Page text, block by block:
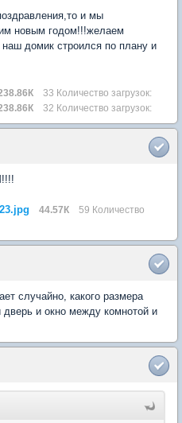
и мы
новым годом!!!желаем
домик строился по плану и
33 Количество загрузок:
32 Количество загрузок:
44.57К
59 Количество
случайно, какого размера
и окно между комнотой и